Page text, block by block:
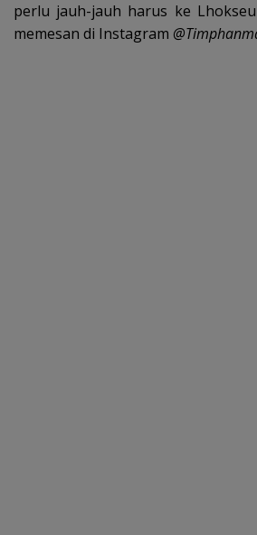
perlu jauh-jauh harus ke
memesan di Instagram